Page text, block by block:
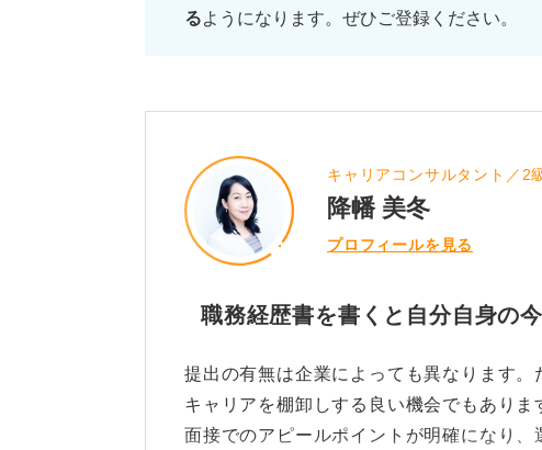
るようになります。ぜひご登録ください。
キャリアコンサルタント／2
降幡 美冬
プロフィールを見る
職務経歴書を書くと自分自身の
提出の有無は企業によっても異なります
キャリアを棚卸しする良い機会でもありま
面接でのアピールポイントが明確になり、